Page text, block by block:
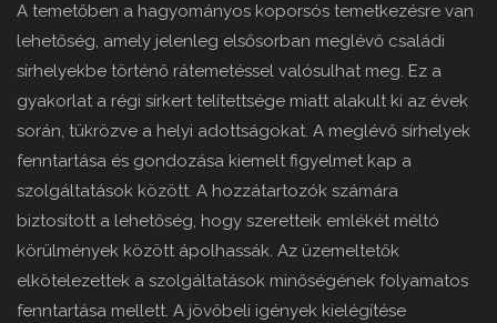
A temetőben a hagyományos koporsós temetkezésre van
lehetőség, amely jelenleg elsősorban meglévő családi
sírhelyekbe történő rátemetéssel valósulhat meg. Ez a
gyakorlat a régi sírkert telítettsége miatt alakult ki az évek
során, tükrözve a helyi adottságokat. A meglévő sírhelyek
fenntartása és gondozása kiemelt figyelmet kap a
szolgáltatások között. A hozzátartozók számára
biztosított a lehetőség, hogy szeretteik emlékét méltó
körülmények között ápolhassák. Az üzemeltetők
elkötelezettek a szolgáltatások minőségének folyamatos
fenntartása mellett. A jövőbeli igények kielégítése